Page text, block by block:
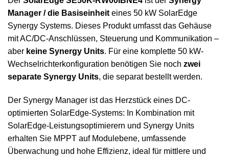
Manager / die Basiseinheit eines 50 kW SolarEdge
Synergy Systems. Dieses Produkt umfasst das Gehäuse
mit AC/DC-Anschlüssen, Steuerung und Kommunikation –
aber keine Synergy Units. Für eine komplette 50 kW-
Wechselrichterkonfiguration benötigen Sie noch zwei
separate Synergy Units, die separat bestellt werden.
Der Synergy Manager ist das Herzstück eines DC-
optimierten SolarEdge-Systems: In Kombination mit
SolarEdge-Leistungsoptimierern und Synergy Units
erhalten Sie MPPT auf Modulebene, umfassende
Überwachung und hohe Effizienz, ideal für mittlere und